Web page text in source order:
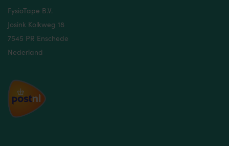
FysioTape B.V.
Josink Kolkweg 18
7545 PR Enschede
Nederland